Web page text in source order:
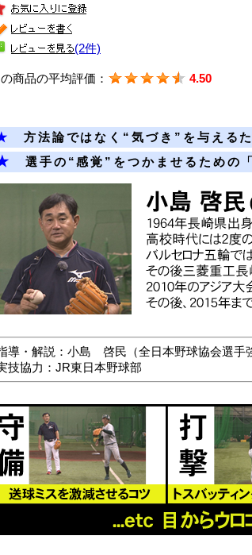
(2件)
商品の平均評価： 4.50
方法論ではなく“気づき”を与える
選手の“感覚”をつかませるための
導・解説：小島 啓民（全日本野球協会選手
技協力：JR東日本野球部